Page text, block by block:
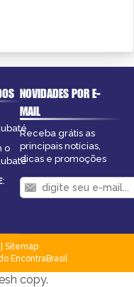
o
:
NOVIDADES POR E-
MAIL
Receba grátis as
principais notícias,
dicas e promoções
Sitemap
EncontraBrasil
copy.